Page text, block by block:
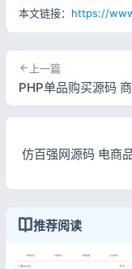
本文链接： https://
上一篇
PHP单品购买源码
仿百强网源码 电商
推荐阅读